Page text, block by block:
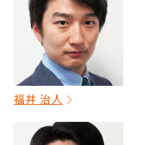
福井 治人